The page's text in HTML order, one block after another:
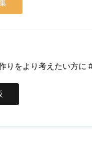
りをより考えたい方に